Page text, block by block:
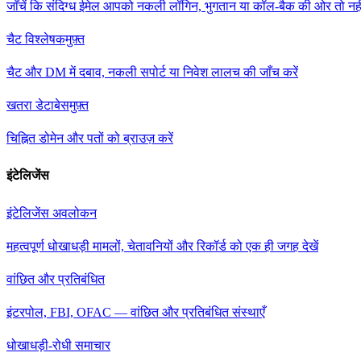
जाँचें कि संदिग्ध ईमेल आपको नकली लॉगिन, भुगतान या कॉल-बैक की ओर तो
चैट विश्लेषकमुफ़्त
चैट और DM में दबाव, नकली सपोर्ट या निवेश लालच की जाँच करें
खतरा डेटाबेसमुफ़्त
चिह्नित डोमेन और पतों को ब्राउज़ करें
इंटेलिजेंस
इंटेलिजेंस अवलोकन
महत्वपूर्ण धोखाधड़ी मामलों, चेतावनियों और रिकॉर्ड को एक ही जगह देखें
वांछित और प्रतिबंधित
इंटरपोल, FBI, OFAC — वांछित और प्रतिबंधित संस्थाएँ
धोखाधड़ी-रोधी समाचार